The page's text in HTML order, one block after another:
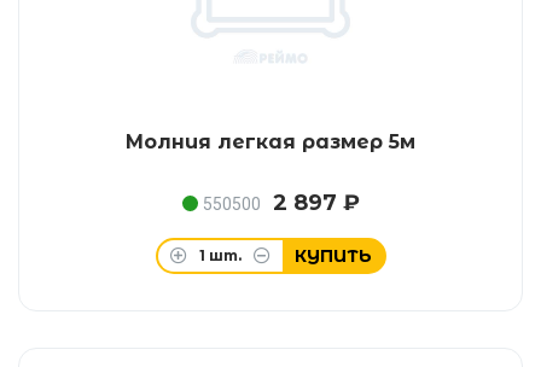
Молния легкая размер 5м
550500 2 897 ₽
1 шт. КУПИТЬ